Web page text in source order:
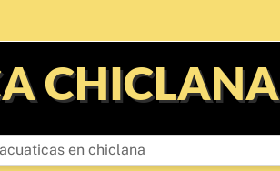
CHICLANA